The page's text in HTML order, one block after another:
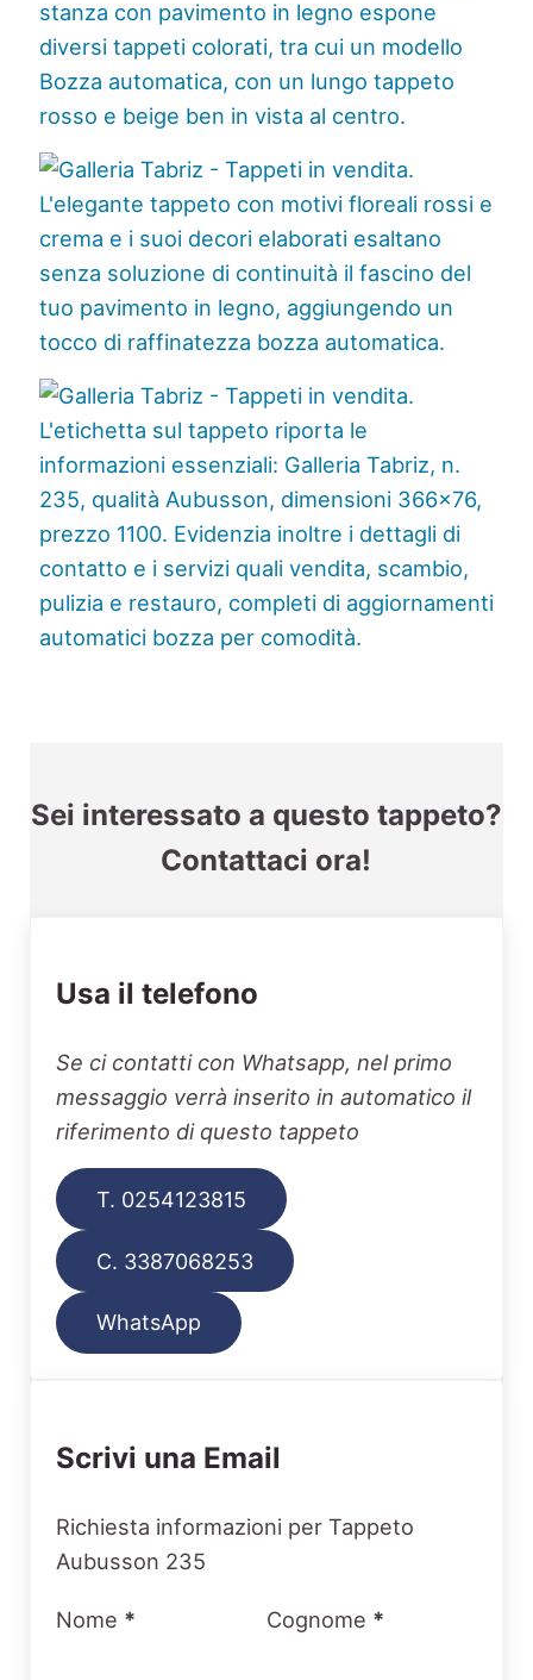
Sei interessato a questo tappeto?
Contattaci ora!
Usa il telefono
Se ci contatti con Whatsapp, nel primo
messaggio verrà inserito in automatico il
riferimento di questo tappeto
T. 0254123815
C. 3387068253
WhatsApp
Scrivi una Email
Section
Richiesta informazioni per Tappeto
Aubusson 235
Nome * Cognome *